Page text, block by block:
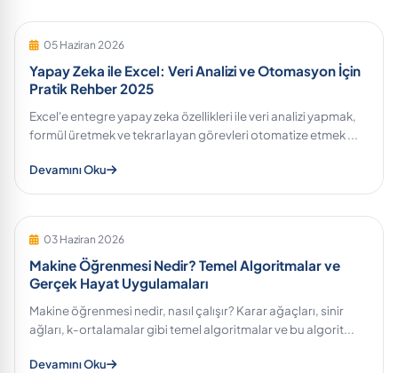
05 Haziran 2026
Yapay Zeka ile Excel: Veri Analizi ve Otomasyon İçin
Pratik Rehber 2025
Excel'e entegre yapay zeka özellikleri ile veri analizi yapmak,
formül üretmek ve tekrarlayan görevleri otomatize etmek ...
Devamını Oku
03 Haziran 2026
Makine Öğrenmesi Nedir? Temel Algoritmalar ve
Gerçek Hayat Uygulamaları
Makine öğrenmesi nedir, nasıl çalışır? Karar ağaçları, sinir
ağları, k-ortalamalar gibi temel algoritmalar ve bu algorit...
Devamını Oku